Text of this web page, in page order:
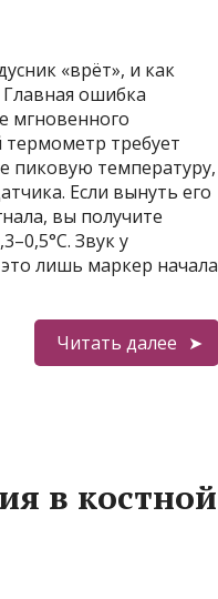
«врёт», и как
ошибка
мгновенного
термометр требует
пиковую температуру,
Если вынуть его
вы получите
Звук у
лишь маркер начала
Читать далее
в костной